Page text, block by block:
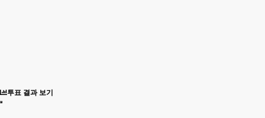
행위
투표 결과 보기